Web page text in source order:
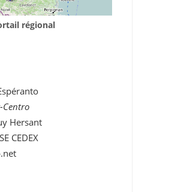
régional
Centro
Hersant
CEDEX